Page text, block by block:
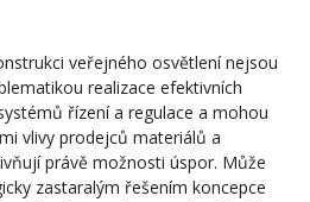
veřejného osvětlení nejsou
realizace efektivních
řízení a regulace a mohou
vlivy prodejců materiálů a
právě možnosti úspor. Může
zastaralým řešením koncepce